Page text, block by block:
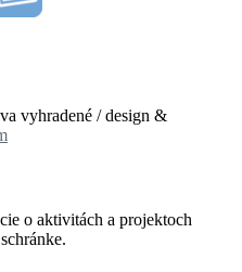
vyhradené / design &
o aktivitách a projektoch